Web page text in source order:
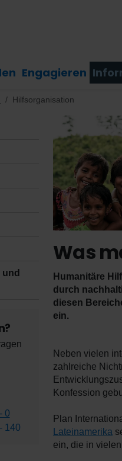
Engagieren
Hilfsorganisation
0
140
Was
Humanitäre
durch
diesen
ein.
Neben vielen
zahlreiche
Konfession
Plan
Lateinamerika
ein, die in